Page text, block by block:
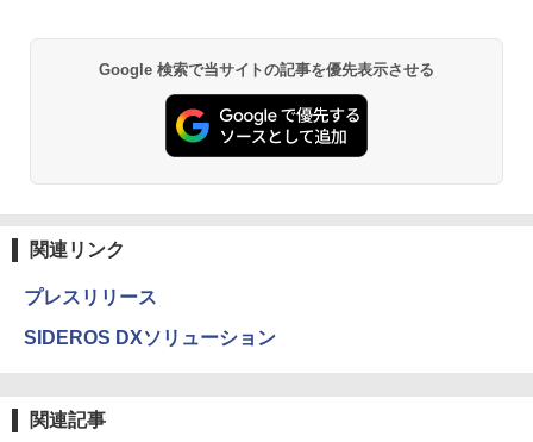
Google 検索で当サイトの記事を優先表示させる
関連リンク
プレスリリース
SIDEROS DXソリューション
関連記事